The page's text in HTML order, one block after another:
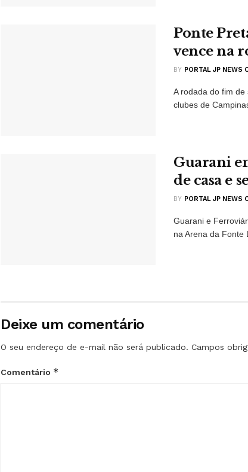
Ponte
vence na
BY PORTAL JP NEWS
A rodada do fim
clubes de
Guarani
de casa e
BY PORTAL JP NEWS
Guarani e
na Arena da Fonte
Deixe um comentário
O seu endereço de e-mail não será publicado. Campos
Comentário *